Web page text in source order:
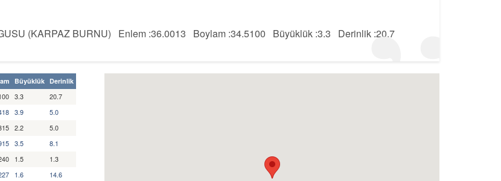
(KARPAZ BURNU) Enlem :36.0013 Boylam :34.5100 Büyüklük :3.3 Derinlik :20.7
Büyüklük Derinlik
3.3 20.7
3.9 5.0
2.2 5.0
3.5 8.1
1.5 1.3
1.6 14.6